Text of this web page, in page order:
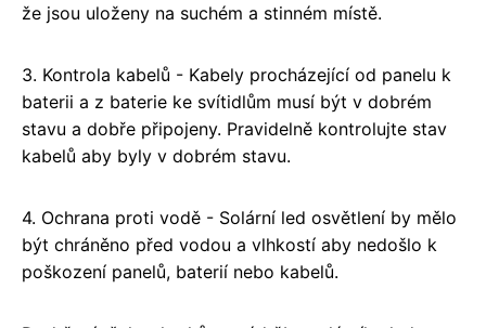
že jsou uloženy na suchém a stinném místě.
3. Kontrola kabelů - Kabely procházející od panelu k
baterii a z baterie ke svítidlům musí být v dobrém
stavu a dobře připojeny. Pravidelně kontrolujte stav
kabelů aby byly v dobrém stavu.
4. Ochrana proti vodě - Solární led osvětlení by mělo
být chráněno před vodou a vlhkostí aby nedošlo k
poškození panelů, baterií nebo kabelů.